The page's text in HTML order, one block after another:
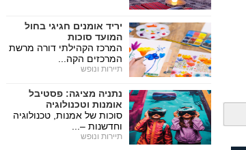
יריד אומנים חגיגי בחול
המועד סוכות
המרכז הקהילתי דורה מרשת
המרכזים הקה...
תיירות ונופש
נתניה מציגה: פסטיבל
אומנות וטכנולוגיה
סוכות של אמנות, טכנולוגיה
וחדשנות –...
תיירות ונופש